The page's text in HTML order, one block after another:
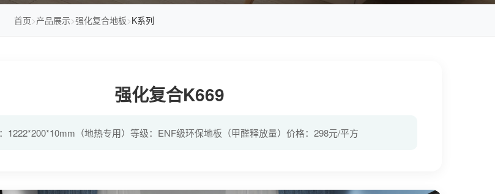
首页>产品展示>强化复合地板>K系列
强化复合K669
1222*200*10mm（地热专用）等级：ENF级环保地板（甲醛释放量）价格：298元/平方